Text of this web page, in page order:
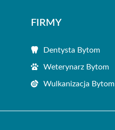
FIRMY
Dentysta Bytom
Weterynarz Bytom
Wulkanizacja Bytom